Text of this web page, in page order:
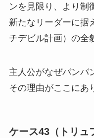
ンを見限り、より制
新たなリーダーに据
チデビル計画）の全
主人公がなぜバンバ
その理由がここにあ
ケース43（トリュ